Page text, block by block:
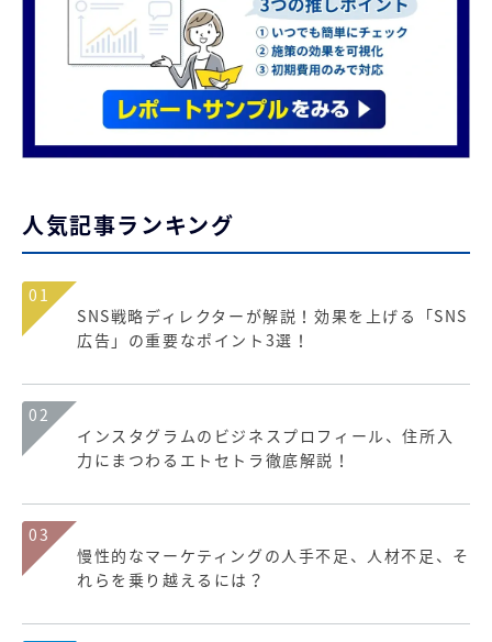
人気記事ランキング
01
SNS戦略ディレクターが解説！効果を上げる「SNS
広告」の重要なポイント3選！
02
インスタグラムのビジネスプロフィール、住所入
力にまつわるエトセトラ徹底解説！
03
慢性的なマーケティングの人手不足、人材不足、そ
れらを乗り越えるには？